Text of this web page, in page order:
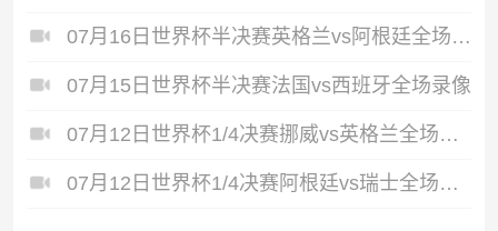
07月16日世界杯半决赛英格兰vs阿根廷全场录像
07月15日世界杯半决赛法国vs西班牙全场录像
07月12日世界杯1/4决赛挪威vs英格兰全场录像
07月12日世界杯1/4决赛阿根廷vs瑞士全场录像